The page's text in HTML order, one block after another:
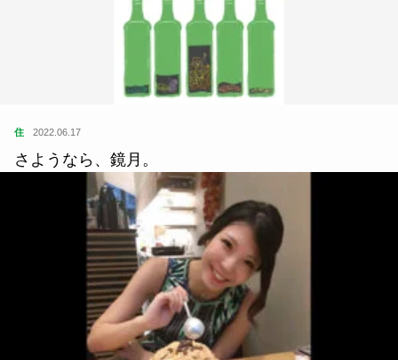
住 2022.06.17
さようなら、鏡月。